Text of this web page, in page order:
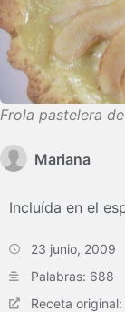
Frola pastelera
Mariana
Incluída en el
23 junio, 2009
Palabras: 688
Receta